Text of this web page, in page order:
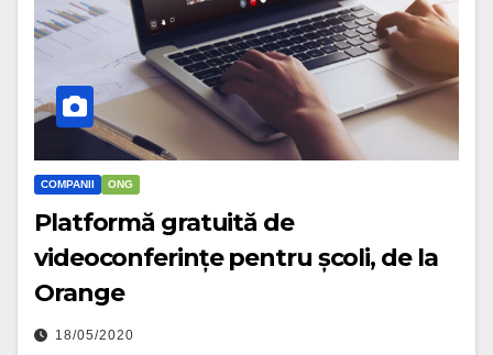
COMPANII ONG
Platformă gratuită de
videoconferințe pentru școli, de la
Orange
18/05/2020